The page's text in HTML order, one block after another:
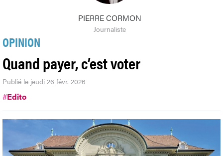
PIERRE CORMON
Journaliste
OPINION
Quand payer, c’est voter
Publié le jeudi 26 févr. 2026
#Edito